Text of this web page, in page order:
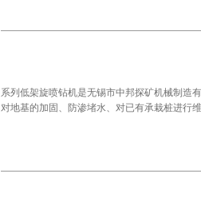
系列低架旋喷钻机是无锡市中邦探矿机械制造
对地基的加固、防渗堵水、对已有承栽桩进行